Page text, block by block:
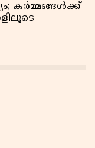
കർമ്മങ്ങൾക്ക്